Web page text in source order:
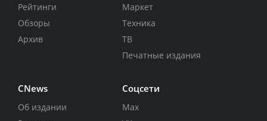
Рейтинги
Обзоры
Архив
Маркет
Техника
ТВ
Печатные издания
CNews
Об издании
Соцсети
Max